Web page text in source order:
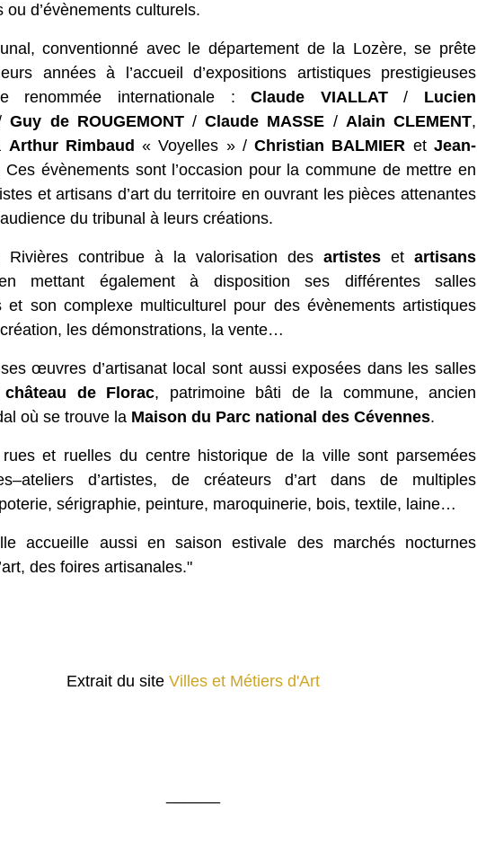
ou d’évènements culturels.
conventionné avec le département de la Lozère, se prête
années à l’accueil d’expositions artistiques prestigieuses
renommée internationale :Claude VIALLAT/ Lucien
Guy de ROUGEMONT/Claude MASSE / Alain CLEMENT,
Arthur Rimbaud « Voyelles » /Christian BALMIER etJean-
Ces évènements sont l’occasion pour la commune de mettre en
et artisans d’art du territoire en ouvrant les pièces attenantes
du tribunal à leurs créations.
Rivières contribue à la valorisation des artistes et artisans
mettant également à disposition ses différentes salles
et son complexe multiculturel pour des évènements artistiques
les démonstrations, la vente…
œuvres d’artisanat local sont aussi exposées dans les salles
château de Florac, patrimoine bâti de la commune, ancien
où se trouve la Maison du Parc national des Cévennes.
et ruelles du centre historique de la ville sont parsemées
d’artistes, de créateurs d’art dans de multiples
sérigraphie, peinture, maroquinerie, bois, textile, laine…
accueille aussi en saison estivale des marchés nocturnes
des foires artisanales."
Extrait du site Villes et Métiers d'Art